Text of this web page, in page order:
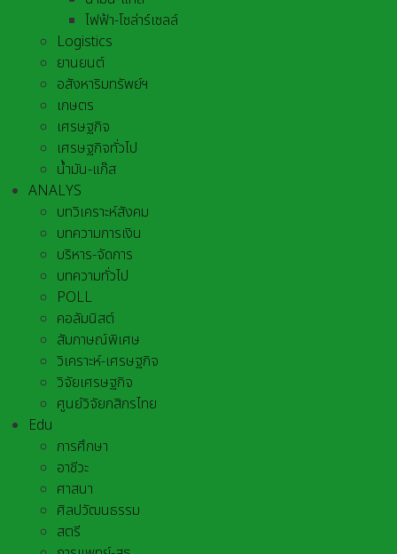
ไฟฟ้า-โซล่าร์เซลล์
Logistics
ยานยนต์
อสังหาริมทรัพย์ฯ
เกษตร
เศรษฐกิจ
เศรษฐกิจทั่วไป
น้ำมัน-แก๊ส
ANALYS
บทวิเคราะห์สังคม
บทความการเงิน
บริหาร-จัดการ
บทความทั่วไป
POLL
คอลัมนิสต์
สัมภาษณ์พิเศษ
วิเคราะห์-เศรษฐกิจ
วิจัยเศรษฐกิจ
ศูนย์วิจัยกสิกรไทย
Edu
การศึกษา
อาชีวะ
ศาสนา
ศิลปวัฒนธรรม
สตรี